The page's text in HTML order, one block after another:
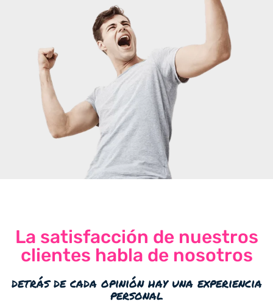
La satisfacción de nuestros
clientes habla de nosotros
detrás de cada opinión hay una experiencia
personal